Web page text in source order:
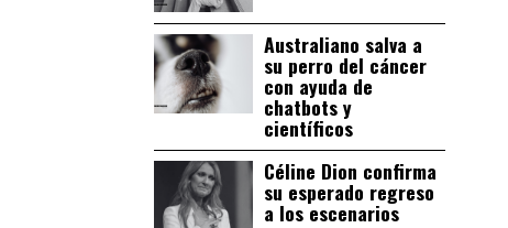
Australiano salva a
su perro del cáncer
con ayuda de
chatbots y
científicos
Céline Dion confirma
su esperado regreso
a los escenarios